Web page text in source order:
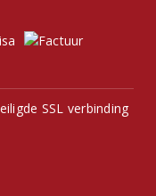
SSL verbinding